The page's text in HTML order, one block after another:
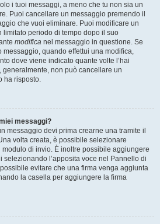
i tuoi messaggi, a meno che tu non sia un
Puoi cancellare un messaggio premendo il
che vuoi eliminare. Puoi modificare un
limitato periodo di tempo dopo il suo
modifica nel messaggio in questione. Se
quando effettui una modifica,
dove viene indicato quante volte l’hai
non può cancellare un
ha risposto.
messaggi?
messaggio devi prima crearne una tramite il
volta creata, è possibile selezionare
modulo di invio. È inoltre possibile aggiungere
selezionando l’apposita voce nel Pannello di
evitare che una firma venga aggiunta
la casella per aggiungere la firma